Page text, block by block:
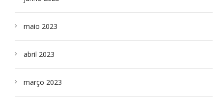
maio 2023
abril 2023
março 2023